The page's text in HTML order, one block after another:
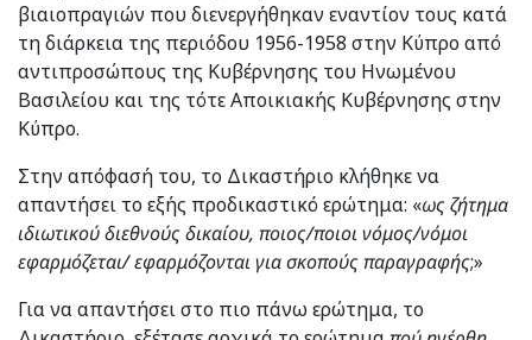
βιαιοπραγιών που διενεργήθηκαν εναντίον τους κατά
τη διάρκεια της περιόδου 1956-1958 στην Κύπρο από
αντιπροσώπους της Κυβέρνησης του Ηνωμένου
Βασιλείου και της τότε Αποικιακής Κυβέρνησης στην
Κύπρο.
Στην απόφασή του, το Δικαστήριο κλήθηκε να
απαντήσει το εξής προδικαστικό ερώτημα: «ως ζήτημα
ιδιωτικού διεθνούς δικαίου, ποιος/ποιοι νόμος/νόμοι
εφαρμόζεται/ εφαρμόζονται για σκοπούς παραγραφής;»
Για να απαντήσει στο πιο πάνω ερώτημα, το